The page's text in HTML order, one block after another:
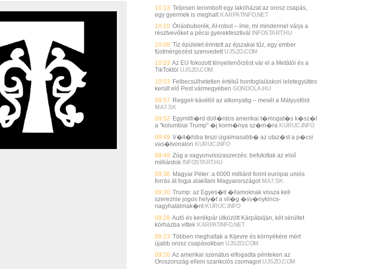
10:13 Teljesen lerombolt egy lakóházat az orosz csapás,
egy gyermek is meghalt KARPATINFO.NET
10:10 Óriásbuborék, AI-robot – íme, mi mindennel várja a
résztvevőket a pécsi gyerekfesztivál
INFOSTART.HU
10:08 Tíz épületet érintett az éjszakai tűz, egy ember
füstmérgezést szenvedett UJSZO.COM
10:03 Az EU fokozott tényellenőrzést vár el a Metától és a
TikToktól UJSZO.COM
10:03 Felbecsülhetetlen értékű honfoglaláskori leletegyüttes
került elő Pest vármegyében GONDOLA.HU
09:57 Reggeli kávétól az alkonyatig – mesél a Mátyusföld
MA7.SK
09:52 Egymilli�rd doll�rdos amerikai t�mogat�s k�sz�l
a "kolumbiai Trump" �j korm�nya sz�m�ra KURUC.INFO
09:49 V�lt�hiba teszi izgalmasabb� az utaz�st a p�csi
vas�tvonalon KURUC.INFO
09:49 Zúg a vagyonvisszaszerzés: befutottak az első
milliárdok INFOSTART.HU
09:36 Magyar Péter: a 6000 milliárd forint európai uniós
forrás át fogja alakítani Magyarországot MA7.SK
09:30 Trump: az Egyes�lt �llamoknak vissza kell
szereznie jogos hely�t a vil�g �sv�nykincs-
nagyhatalmak�nt KURUC.INFO
09:28 Autó és kerékpár ütközött Kárpátalján, két sérültet
kórházba vittek KARPATINFO.NET
09:23 Többen meghaltak a Kijevre és környékére mért
újabb orosz csapásokban UJSZO.COM
09:20 Az amerikai szenátus elfogadta pénteken az
Oroszország elleni szankciós csomagot UJSZO.COM